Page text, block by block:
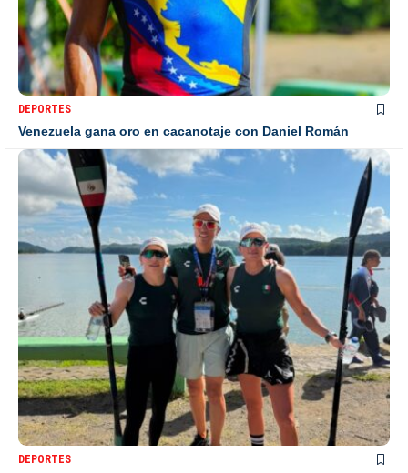
DEPORTES
Venezuela gana oro en cacanotaje con Daniel Román
DEPORTES